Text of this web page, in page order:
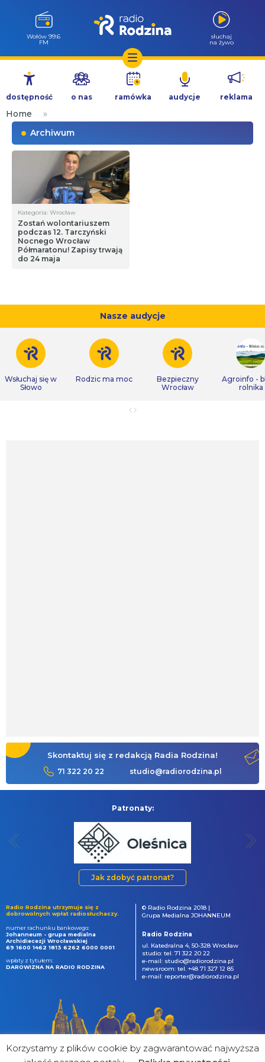
Przejdź
treści
Wołów 99.6
FM
słuchaj
na żywo
dostępność o nas ramówka audycje reklama
Home
»
Archiwum
Kategoria: Wrocław
Zostań wolontariuszem
podczas 12. Tarczyński
Nocnego Wrocław
Półmaratonu! Zapisy trwają
do 24 maja
Nasze audycje
Wsłuchaj się w
Słowo
Rodzic ma moc
Bezpieczny
Wrocław
Agroinfo -
rolnika
Skontaktuj się z redakcją Radia Rodzina!
71 322 20 22 studio@radiorodzina.pl
Patronaty:
Jak zdobyć patronat?
Radio Rodzina utrzymuje się z
dobrowolnych wpłat radiosłuchaczy.
numer rachunku bankowego:
Johanneum - grupa medialna
Archidiecezji Wrocławskiej
69 1600 1462 1813 6262 6000 0001
wpłaty z tytułem:
DAROWIZNA NA RADIO RODZINA
© Radio Rodzina 2018 |
Grupa Medialna JOHANNEUM
Radio Rodzina
ul. Katedralna 4, 50-328 Wrocław
studio: tel. 71 322 20 22
e-mail: studio@radiorodzina.pl
newsroom: tel. +48 71 327 12 85
e-mail: reporter@radiorodzina.pl
Korzystamy z plików cookie by zagwarantować najwyższa